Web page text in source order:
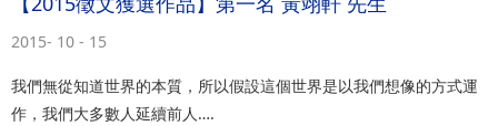
2015- 10 - 15
我們無從知道世界的本質，所以假設這個世界是以我們想像的方式運
作，我們大多數人延續前人….